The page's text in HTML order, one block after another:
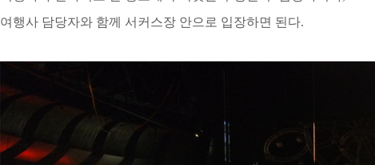
여행사 담당자와 함께 서커스장 안으로 입장하면 된다.